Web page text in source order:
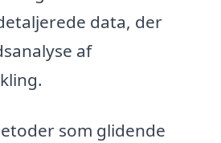
data, der
af
som glidende